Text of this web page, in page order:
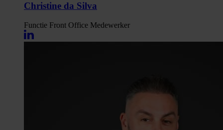
Christine da Silva
Functie Front Office Medewerker